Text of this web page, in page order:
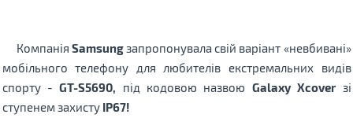
Компанія Samsungзапропонувала свій варіант «невбивані»
мобільного телефону для любителів екстремальних видів
спорту -GT-S5690, під кодовою назвою Galaxy Xcoverзі
ступенем захисту IP67!